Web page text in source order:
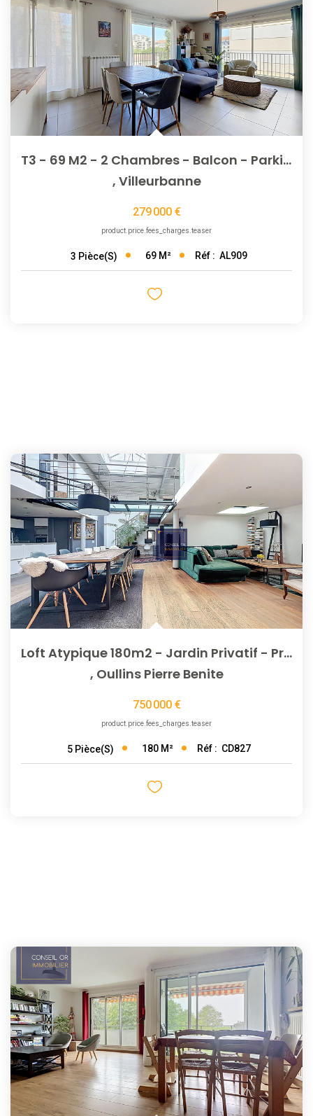
T3 - 69 M2 - 2 Chambres - Balcon - Parking Et Cave
, Villeurbanne
279 000 €
product.price.fees_charges.teaser
3 Pièce(s) 69 M² Réf : AL909
Loft Atypique 180m2 - Jardin Privatif - Proximité Immédiate...
, Oullins Pierre Benite
750 000 €
product.price.fees_charges.teaser
5 Pièce(s) 180 M² Réf : CD827